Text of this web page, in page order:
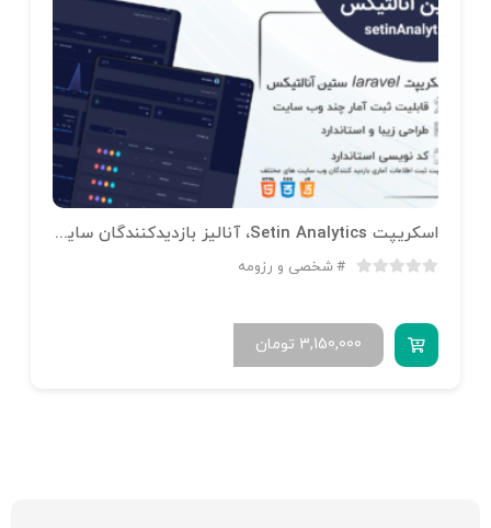
اسکریپت Setin Analytics، آنالیز بازدیدکنندگان سایت
شخصی و رزومه
تومان 3,150,000